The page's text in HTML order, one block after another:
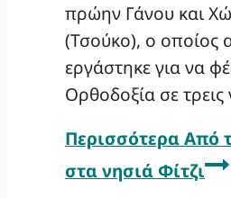
πρώην Γάνου και
(Τσούκο), ο οποίος
εργάστηκε για να
Ορθοδοξία σε τρεις
Περισσότερα Από
στα νησιά Φίτζι